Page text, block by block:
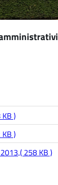
)
)
( 258 KB )